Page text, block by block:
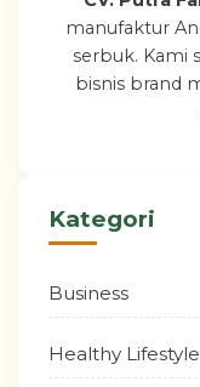
manufaktur
serbuk. Kami
bisnis brand
Kategori
Business
Healthy Lifestyle